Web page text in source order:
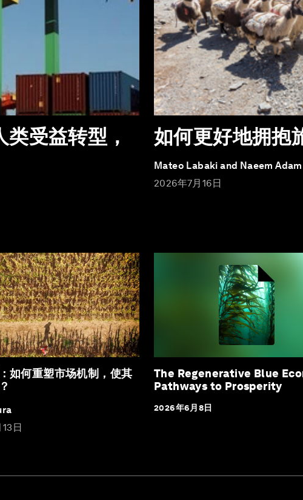
受益转型，
如何更好地拥抱
Mateo Labaki and Naeem Adam
2026年7月16日
如何重塑市场机制，使其
日
The Regenerative Blue
Pathways to Prosperity
2026年6月8日